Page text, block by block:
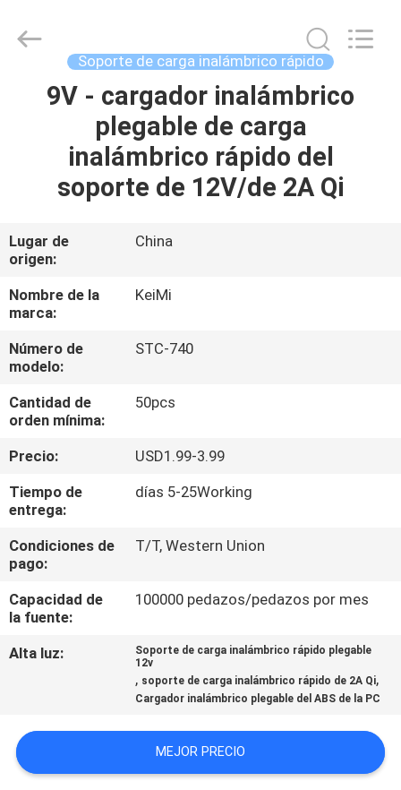
HOGAR
PRODUCTOS
NOSOTROS
VIAJE
DE
LA
FÁBRICA
CONTROL
CALIDAD
ÉNTRENOS
EN
CONTACTO
CON
UNA
CITA
Industrial
Soporte de carga inalámbrico rápido
9V - cargador inalámbrico
plegable de carga
inalámbrico rápido del
soporte de 12V/de 2A Qi
Lugar de
origen:
China
Nombre de la
marca:
KeiMi
Número de
modelo:
STC-740
Cantidad de
orden mínima:
50pcs
Precio:
USD1.99-3.99
Tiempo de
entrega:
días 5-25Working
Condiciones de
pago:
T/T, Western Union
Capacidad de
la fuente:
100000 pedazos/pedazos por mes
Alta luz:
Soporte de carga inalámbrico rápido plegable
12v
, soporte de carga inalámbrico rápido de 2A Qi,
Cargador inalámbrico plegable del ABS de la PC
MEJOR PRECIO